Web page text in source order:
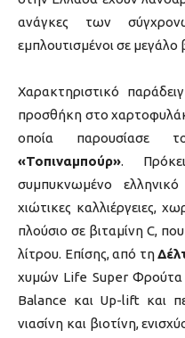
ανάγκες των
εμπλουτισμένοι σε μεγάλο
Χαρακτηριστικό
προσθήκη στο
οποία παρουσίασε
«Τοπιναμπούρ».
συμπυκνωμένο
χιώτικες καλλιέργειες,
πλούσιο σε βιταμίνη C,
λίτρου. Επίσης, από τη
χυμών Life Super Φρούτα
Balance και Up-lift και
νιασίνη και βιοτίνη,